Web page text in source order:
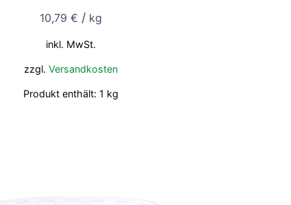
10,79€ / kg
inkl. MwSt.
zzgl.Versandkosten
Produkt enthält: 1 kg